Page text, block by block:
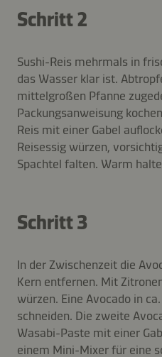
Schritt 2
Sushi-Reis mehrmals in
das Wasser klar ist.
mittelgroßen Pfanne
Packungsanweisung
Reis mit einer Gabel
Reisessig würzen,
Spachtel falten. Warm
Schritt 3
In der Zwischenzeit die
Kern entfernen. Mit
würzen. Eine Avocado in
schneiden. Die zweite
Wasabi-Paste mit einer
einem Mini-Mixer für eine